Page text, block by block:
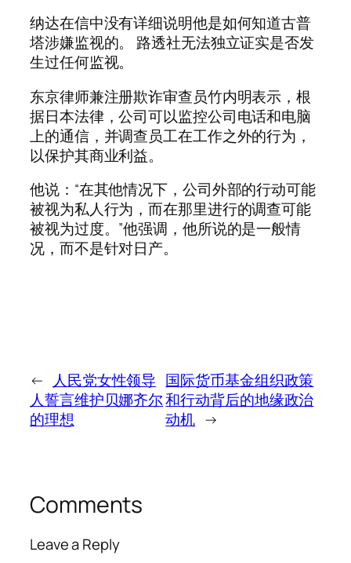
纳达在信中没有详细说明他是如何知道古普
塔涉嫌监视的。 路透社无法独立证实是否发
生过任何监视。
东京律师兼注册欺诈审查员竹内明表示，根
据日本法律，公司可以监控公司电话和电脑
上的通信，并调查员工在工作之外的行为，
以保护其商业利益。
他说：“在其他情况下，公司外部的行动可能
被视为私人行为，而在那里进行的调查可能
被视为过度。”他强调，他所说的是一般情
况，而不是针对日产。
←
人民党女性领导
人誓言维护贝娜齐尔
的理想
国际货币基金组织政策
和行动背后的地缘政治
动机 →
Comments
Leave a Reply